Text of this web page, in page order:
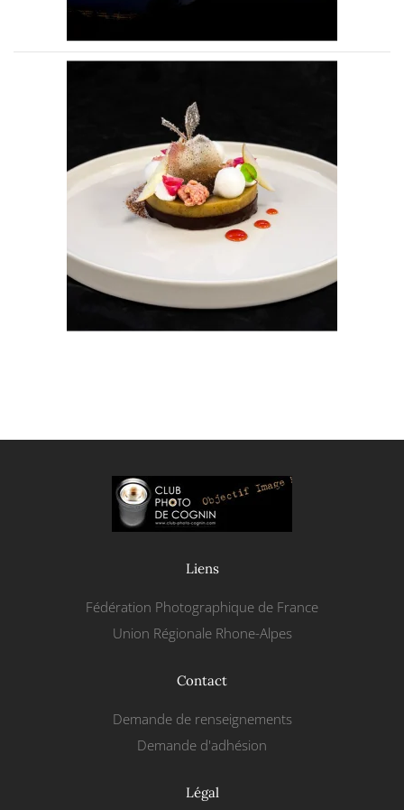
Voir la photo
Liens
Fédération Photographique de France
Union Régionale Rhone-Alpes
Contact
Demande de renseignements
Demande d'adhésion
Légal